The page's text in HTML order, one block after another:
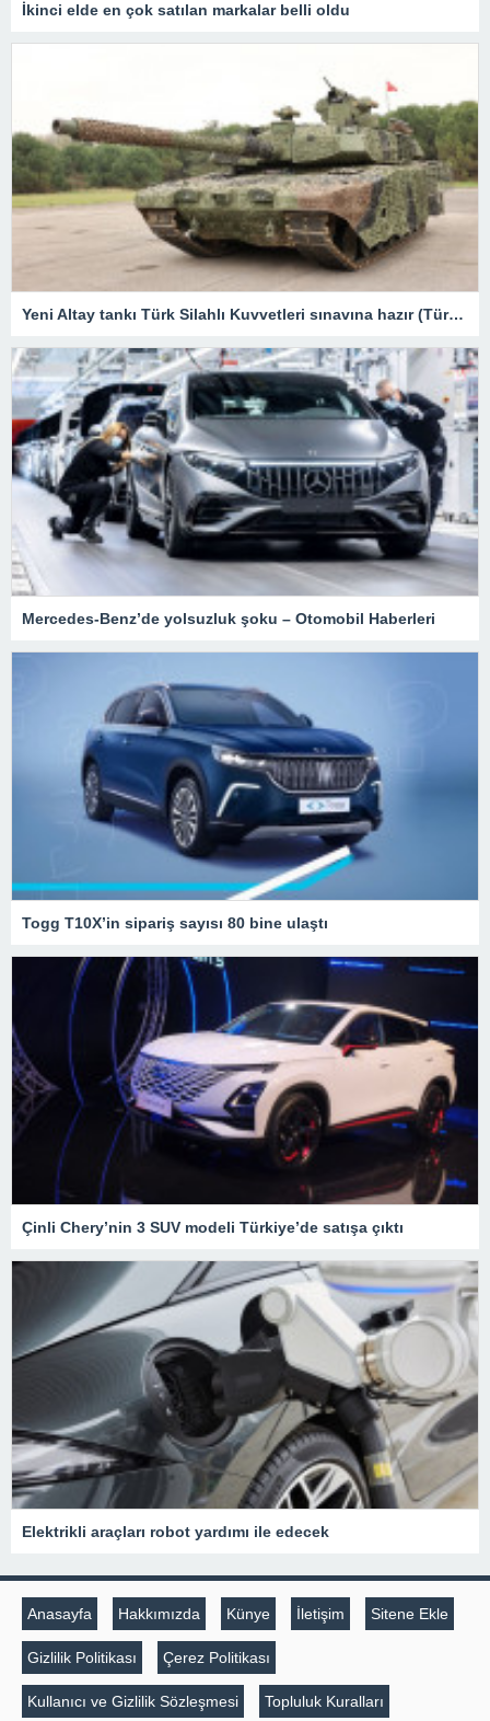
İkinci elde en çok satılan markalar belli oldu
Yeni Altay tankı Türk Silahlı Kuvvetleri sınavına hazır (Türkiye’nin yeni nesil yerli silahları) – Son Dakika Teknoloji Haberleri
Mercedes-Benz’de yolsuzluk şoku – Otomobil Haberleri
Togg T10X’in sipariş sayısı 80 bine ulaştı
Çinli Chery’nin 3 SUV modeli Türkiye’de satışa çıktı
Elektrikli araçları robot yardımı ile edecek
Anasayfa Hakkımızda Künye İletişim Sitene Ekle
Gizlilik Politikası Çerez Politikası
Kullanıcı ve Gizlilik Sözleşmesi Topluluk Kuralları